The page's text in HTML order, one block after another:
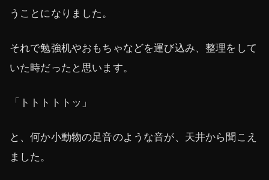
うことになりました。
それで勉強机やおもちゃなどを運び込み、整理をして
いた時だったと思います。
「トトトトトッ」
と、何か小動物の足音のような音が、天井から聞こえ
ました。